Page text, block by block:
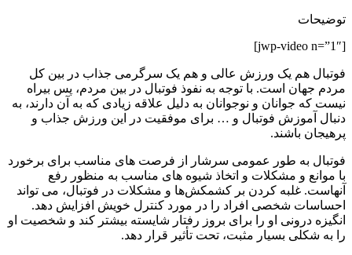
توضیحات
[jwp-video n=”1″]
فوتبال هم یک ورزش عالی و هم یک سرگرمی جذاب در بین کل
مردم جهان است. با توجه به نفوذ فوتبال در بین مردم، پس بیراه
نیست که جوانان و نوجوانان به دلیل علاقه زیادی که به آن دارند، به
دنبال آموزش فوتبال و … برای موفقیت در این ورزش جذاب و
پرهیجان باشند.
فوتبال به طور عمومی سرشار از فرصت های مناسب برای برخورد
با موانع و مشكلات و اتخاذ شيوه های مناسب به منظور رفع
آنهاست. غلبه كردن بر كشمكش‌ها و مشكلات در فوتبال، می تواند
احساسات شخصی افراد را در مورد كنترل خويش افزايش دهد.
انگيزه درونی او را برای بروز رفتار شايسته بيشتر كند و شخصیت او
را به شكلی بسیار مثبت، تحت تأثير قرار دهد.